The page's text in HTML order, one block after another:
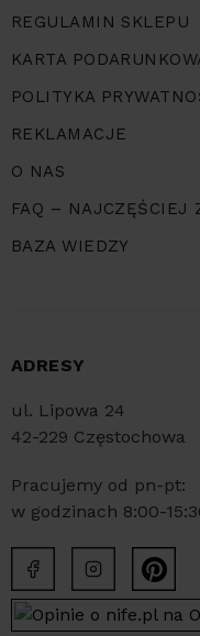
REGULAMIN SKLEPU
KARTA
POLITYKA
REKLAMACJE
O NAS
FAQ – NAJCZĘŚCIEJ
BAZA WIEDZY
ADRESY
ul. Lipowa 24
42-229 Częstochowa
Pracujemy od pn-pt:
w godzinach 8:00-